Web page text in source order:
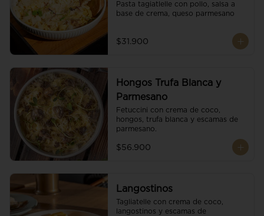
Pasta tagiatlelle con pollo, salsa a
base de crema, queso parmesano
$31.900
Hongos Trufa Blanca y
Parmesano
Fetuccini con crema de coco,
hongos, trufa blanca y escamas de
parmesano.
$56.900
Langostinos
Tagliatelle con crema de coco,
langostinos y escamas de